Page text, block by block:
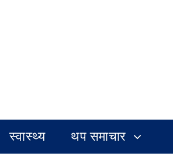
स्वास्थ्य थप समाचार